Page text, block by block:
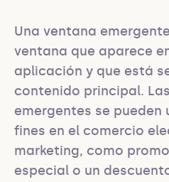
Una ventana
ventana que aparece
aplicación y que está
contenido principal.
emergentes se
fines en el comercio
marketing, como
especial o un